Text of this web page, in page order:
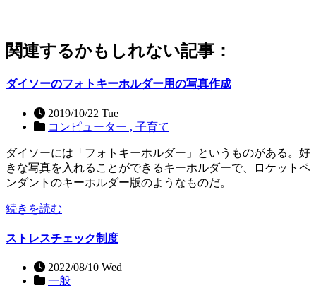
関連するかもしれない記事：
ダイソーのフォトキーホルダー用の写真作成
2019/10/22 Tue
コンピューター , 子育て
ダイソーには「フォトキーホルダー」というものがある。好
きな写真を入れることができるキーホルダーで、ロケットペ
ンダントのキーホルダー版のようなものだ。
続きを読む
ストレスチェック制度
2022/08/10 Wed
一般